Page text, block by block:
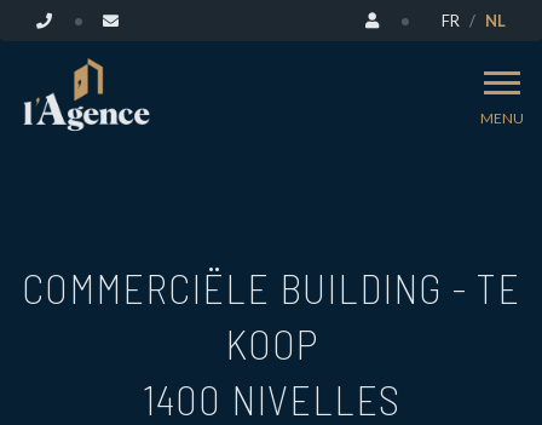
FR NL
MENU
COMMERCIËLE BUILDING - TE
KOOP
1400 NIVELLES